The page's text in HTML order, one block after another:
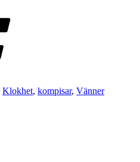
Klokhet, kompisar, Vänner